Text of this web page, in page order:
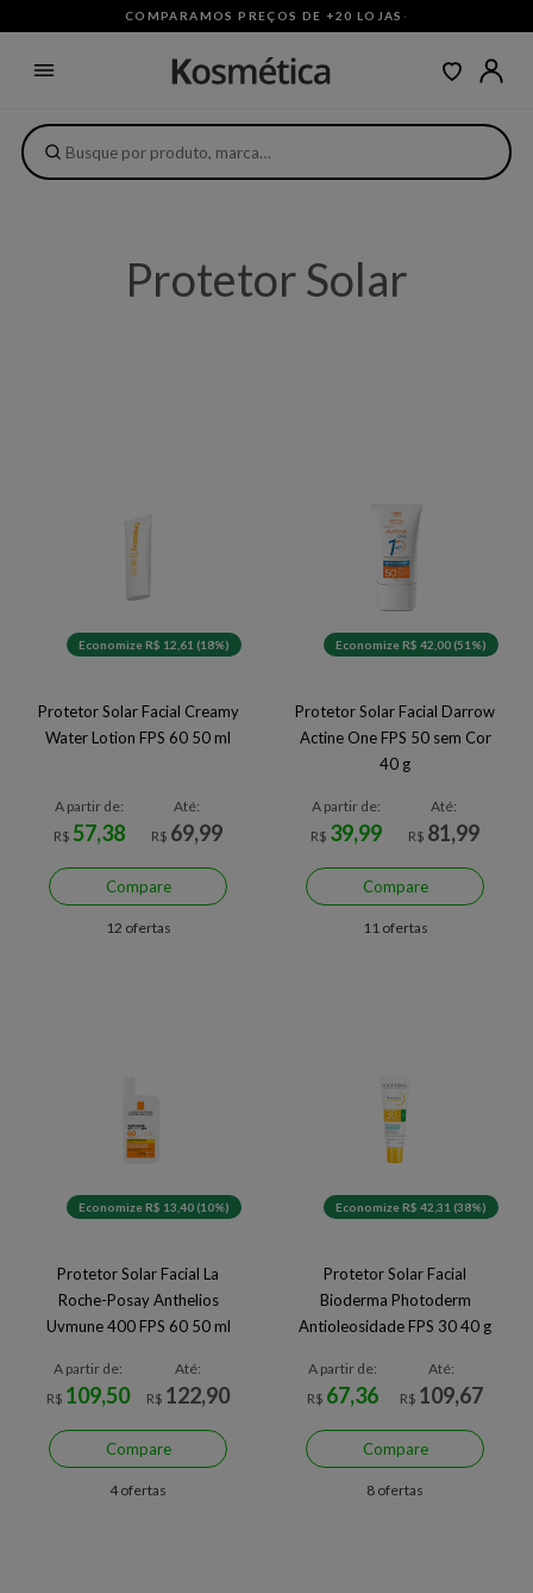
COMPARAMOS PREÇOS DE +20 LOJAS ·
Protetor Solar
Economize R$ 12,61 (18%)
Protetor Solar Facial Creamy
Water Lotion FPS 60 50 ml
A partir de:
R$57,38
Até:
R$ 69,99
Compare
12 ofertas
Economize R$ 42,00 (51%)
Protetor Solar Facial Darrow
Actine One FPS 50 sem Cor
40 g
A partir de:
R$ 39,99
Até:
R$ 81,99
Compare
11 ofertas
Economize R$ 13,40 (10%)
Protetor Solar Facial La
Roche-Posay Anthelios
Uvmune 400 FPS 60 50 ml
A partir de:
R$ 109,50
Até:
R$ 122,90
Compare
4 ofertas
Economize R$ 42,31 (38%)
Protetor Solar Facial
Bioderma Photoderm
Antioleosidade FPS 30 40 g
A partir de:
R$ 67,36
Até:
R$ 109,67
Compare
8 ofertas